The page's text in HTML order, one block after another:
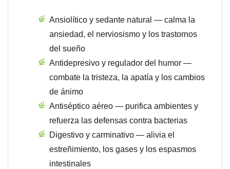
Ansiolítico y sedante natural — calma la
ansiedad, el nerviosismo y los trastornos
del sueño
Antidepresivo y regulador del humor —
combate la tristeza, la apatía y los cambios
de ánimo
Antiséptico aéreo — purifica ambientes y
refuerza las defensas contra bacterias
Digestivo y carminativo — alivia el
estreñimiento, los gases y los espasmos
intestinales